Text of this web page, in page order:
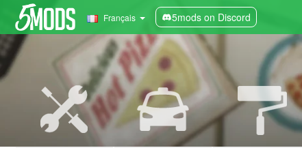
Français 5mods on Discord